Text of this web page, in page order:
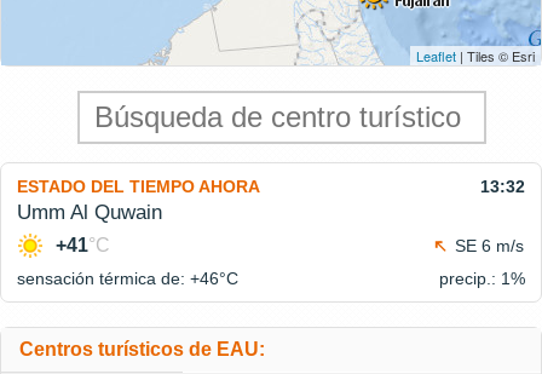
Leaflet | Tiles © Esri
ESTADO DEL TIEMPO AHORA 13:32
Umm Al Quwain
+41°C
SE 6 m/s
sensación térmica de: +46°C precip.: 1%
Centros turísticos de EAU: